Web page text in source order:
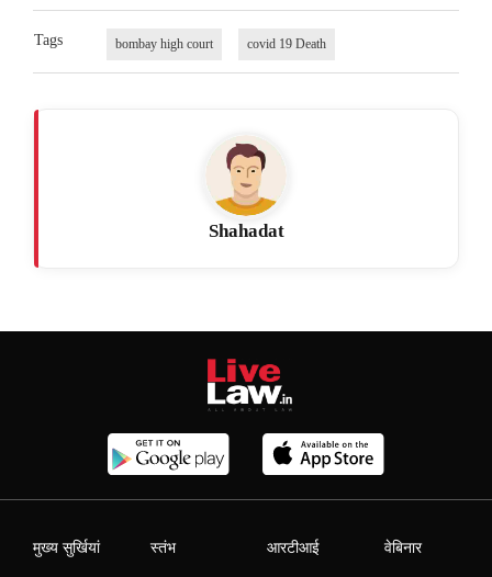
Tags bombay high court covid 19 Death
Shahadat
मुख्य सुर्खियां स्तंभ आरटीआई वेबिनार